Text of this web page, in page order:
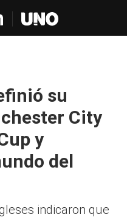
su
City
y
del
indicaron que